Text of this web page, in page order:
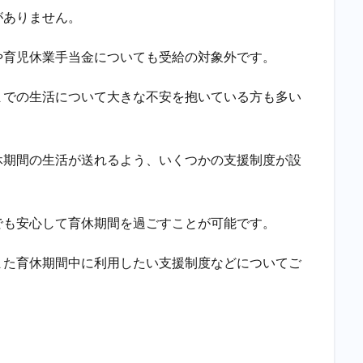
りません。
児休業手当金についても受給の対象外です。
の生活について大きな不安を抱いている方も多い
間の生活が送れるよう、いくつかの支援制度が設
安心して育休期間を過ごすことが可能です。
育休期間中に利用したい支援制度などについてご